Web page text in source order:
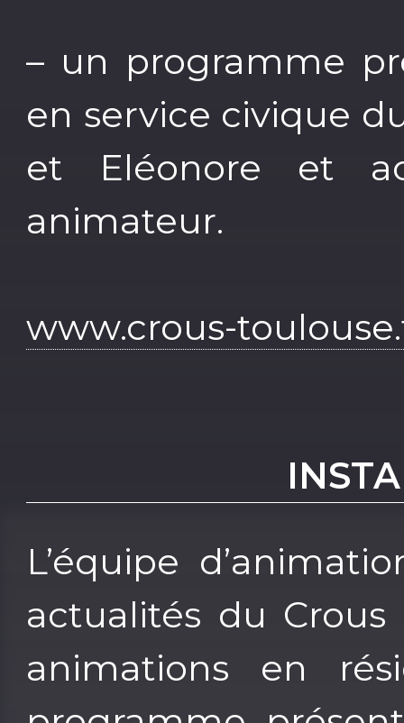
– un programme
en service civique
et Eléonore et
animateur.
www.crous-
L’équipe
actualités du Crous
animations en